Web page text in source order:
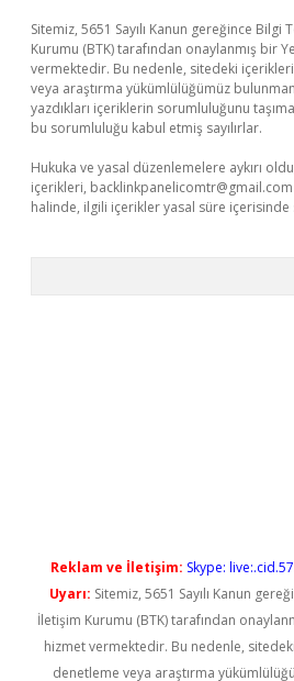
Sitemiz, 5651 Sayılı Kanun gereğince
Kurumu (BTK) tarafından onaylanmış bir
vermektedir. Bu nedenle, sitedeki
veya araştırma yükümlülüğümüz
yazdıkları içeriklerin sorumluluğunu
bu sorumluluğu kabul etmiş sayılırlar.
Hukuka ve yasal düzenlemelere aykırı
içerikleri, backlinkpanelicomtr@gmail.com
halinde, ilgili içerikler yasal süre içerisinde
Reklam ve İletişim: Skype:
Uyarı: Sitemiz, 5651 Sayılı Kanun
İletişim Kurumu (BTK) tarafından
hizmet vermektedir. Bu nedenle,
denetleme veya araştırma